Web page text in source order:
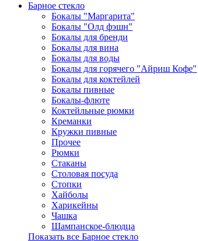
Барное стекло
Бокалы "Маргарита"
Бокалы "Олд фэшн"
Бокалы для бренди
Бокалы для вина
Бокалы для воды
Бокалы для горячего "Айриш Кофе"
Бокалы для коктейлей
Бокалы пивные
Бокалы-флюте
Коктейльные рюмки
Креманки
Кружки пивные
Прочее
Рюмки
Стаканы
Столовая посуда
Стопки
Хайболы
Харикейны
Чашка
Шампанское-блюдца
Показать все Барное стекло